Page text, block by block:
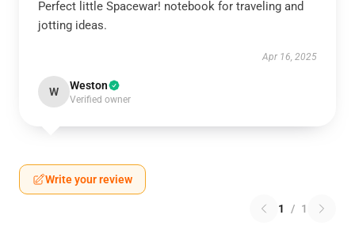
Perfect little Spacewar! notebook for traveling and
jotting ideas.
Apr 16, 2025
W Weston
Verified owner
Write your review
1 / 1